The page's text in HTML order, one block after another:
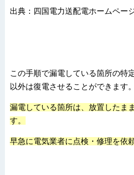
出典：四国電力送配電ホームペー
この手順で漏電している箇所の特
以外は復電させることができます。
漏電している箇所は、放置したま
す。
早急に電気業者に点検・修理を依